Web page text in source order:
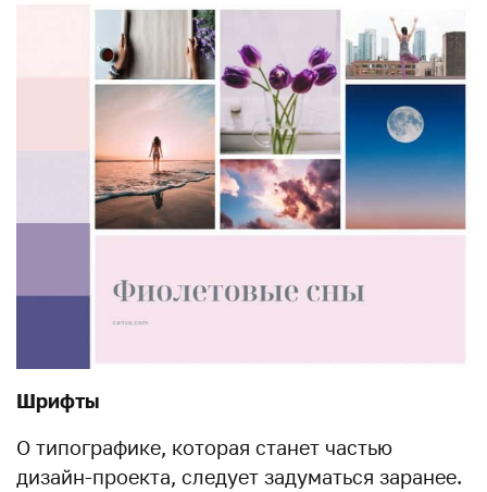
Шрифты
О типографике, которая станет частью
дизайн-проекта, следует задуматься заранее.